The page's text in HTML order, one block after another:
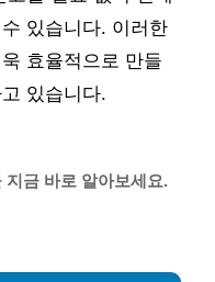
있습니다. 이러한
효율적으로 만들
있습니다.
금 바로 알아보세요.